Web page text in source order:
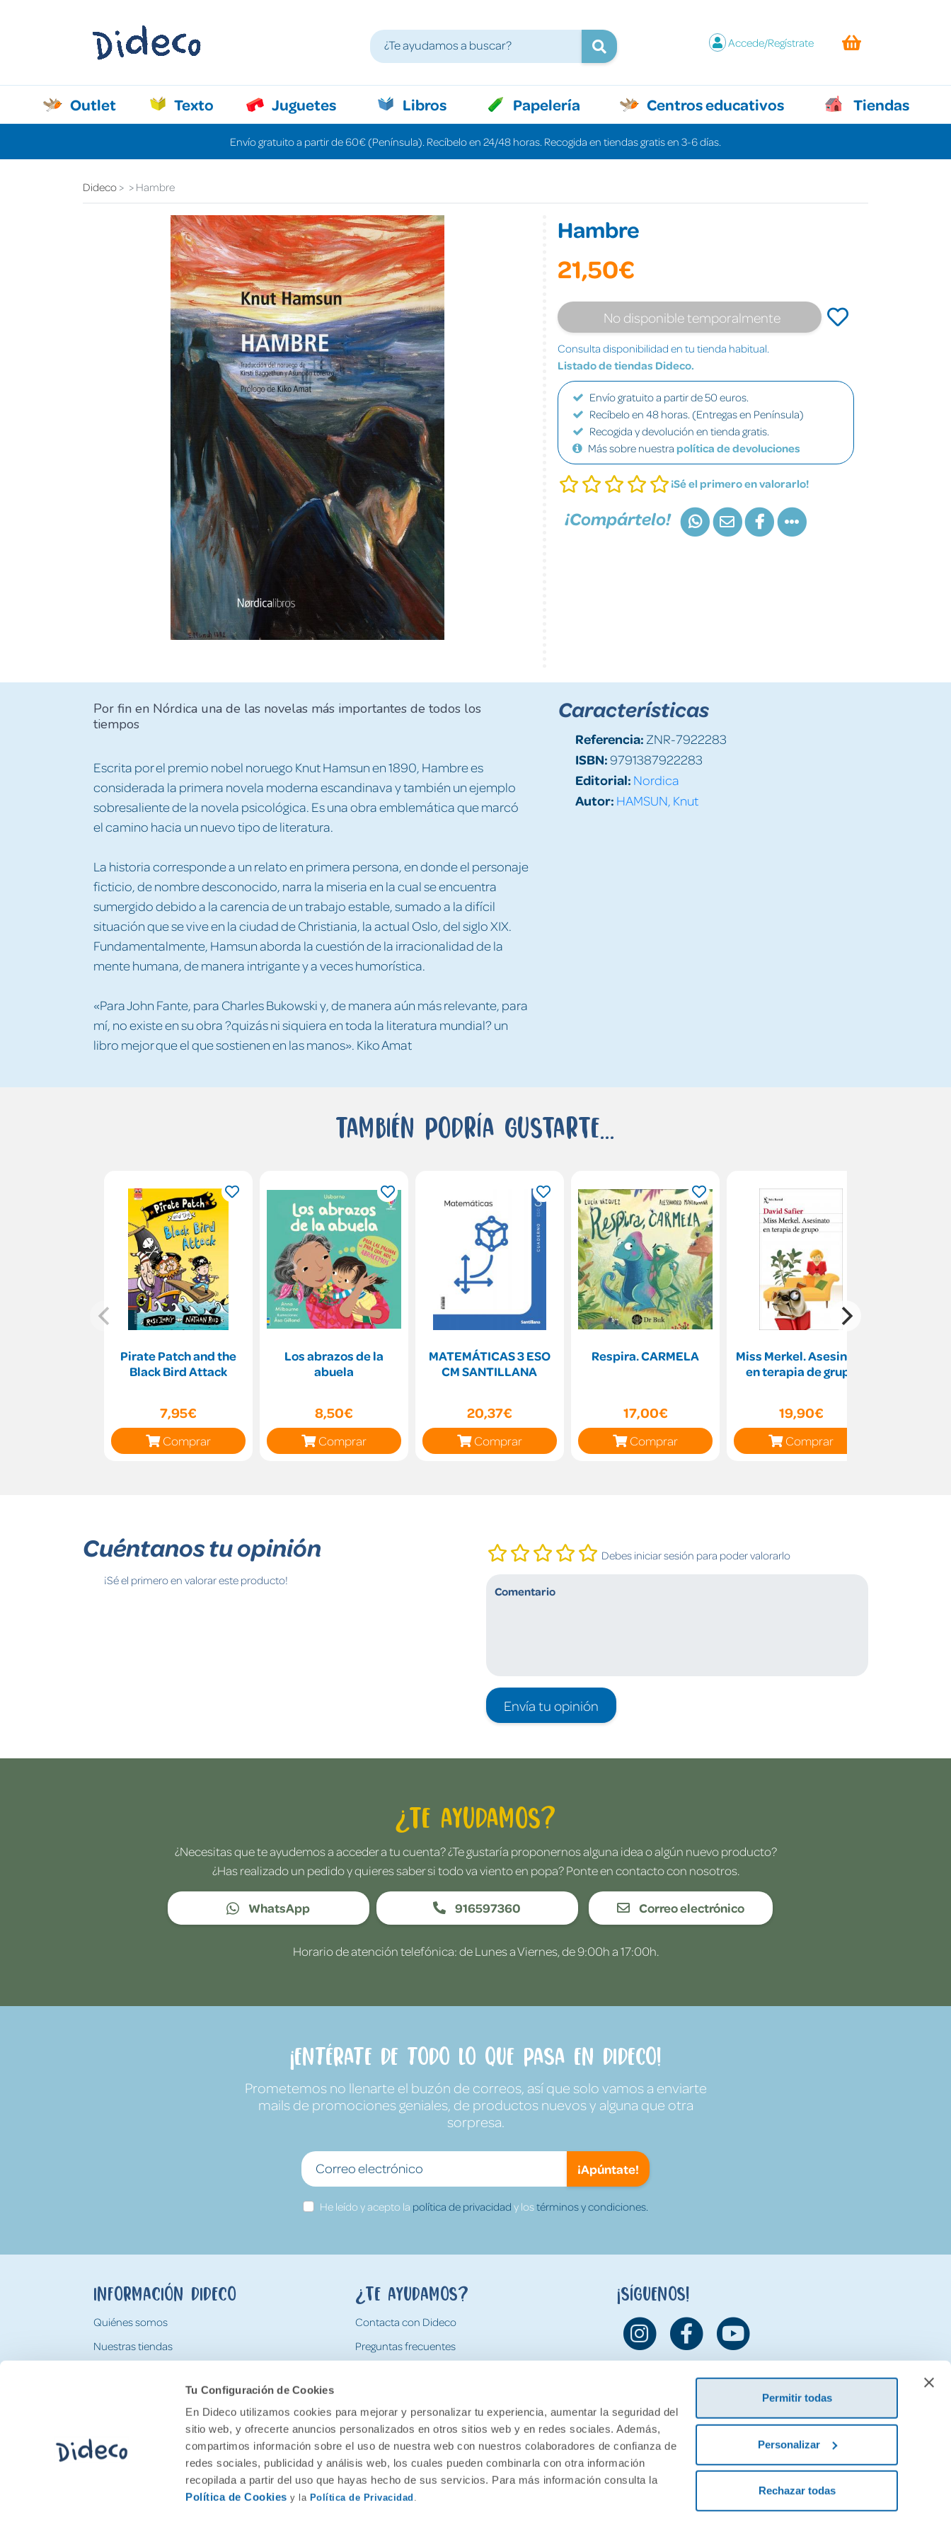
Tu Configuración de Cookies
En Dideco utilizamos cookies para mejorar y personalizar tu experiencia, aumentar la seguridad del
sitio web, y ofrecerte anuncios personalizados en otros sitios web y en redes sociales. Además,
compartimos información sobre el uso de nuestra web con nuestros colaboradores de confianza de
redes sociales, publicidad y análisis web, los cuales pueden combinarla con otra información
recopilada a partir del uso que hayas hecho de sus servicios. Para más información consulta la
Política de Cookies y la Política de Privacidad .
Permitir todas
Personalizar
Rechazar todas
Accede/Regístrate
Outlet Texto Juguetes Libros Papelería Centros educativos Tiendas
Envío gratuito a partir de 60€ (Península). Recíbelo en 24/48 horas. Recogida en tiendas gratis en 3-6 días.
Dideco Hambre
Hambre
21,50€
No disponible temporalmente
Consulta disponibilidad en tu tienda habitual.
Listado de tiendas Dideco.
Envío gratuito a partir de 50 euros.
Recíbelo en 48 horas. (Entregas en Península)
Recogida y devolución en tienda gratis.
Más sobre nuestra política de devoluciones
¡Sé el primero en valorarlo!
¡Compártelo!
Por fin en Nórdica una de las novelas más importantes de todos los
tiempos
Escrita por el premio nobel noruego Knut Hamsun en 1890, Hambre es
considerada la primera novela moderna escandinava y también un ejemplo
sobresaliente de la novela psicológica. Es una obra emblemática que marcó
el camino hacia un nuevo tipo de literatura.
La historia corresponde a un relato en primera persona, en donde el personaje
ficticio, de nombre desconocido, narra la miseria en la cual se encuentra
sumergido debido a la carencia de un trabajo estable, sumado a la difícil
situación que se vive en la ciudad de Christiania, la actual Oslo, del siglo XIX.
Fundamentalmente, Hamsun aborda la cuestión de la irracionalidad de la
mente humana, de manera intrigante y a veces humorística.
«Para John Fante, para Charles Bukowski y, de manera aún más relevante, para
mí, no existe en su obra ?quizás ni siquiera en toda la literatura mundial? un
libro mejor que el que sostienen en las manos». Kiko Amat
Características
Referencia: ZNR-7922283
ISBN:9791387922283
Editorial: Nordica
Autor: HAMSUN, Knut
También podría gustarte...
Pirate Patch and the
Black Bird Attack
7,95€
Comprar
Los abrazos de la
abuela
8,50€
Comprar
MATEMÁTICAS 3 ESO
CM SANTILLANA
20,37€
Comprar
Respira. CARMELA
17,00€
Comprar
Miss Merkel. Asesinato
en terapia de grupo
19,90€
Comprar
Cuéntanos tu opinión
¡Sé el primero en valorar este producto!
Debes iniciar sesión para poder valorarlo
Envía tu opinión
¿Te ayudamos?
¿Necesitas que te ayudemos a acceder a tu cuenta? ¿Te gustaría proponernos alguna idea o algún nuevo producto?
¿Has realizado un pedido y quieres saber si todo va viento en popa? Ponte en contacto con nosotros.
WhatsApp 916597360 Correo electrónico
Horario de atención telefónica: de Lunes a Viernes, de 9:00h a 17:00h.
¡Entérate de todo lo que pasa en Dideco!
Prometemos no llenarte el buzón de correos, así que solo vamos a enviarte
mails de promociones geniales, de productos nuevos y alguna que otra
sorpresa.
¡Apúntate!
He leído y acepto la política de privacidad y lostérminos y condiciones.
Información Dideco
Quiénes somos
Nuestras tiendas
Tarjeta Regalo Dideco
¿Te ayudamos?
Contacta con Dideco
Preguntas frecuentes
Devoluciones
¡Síguenos!